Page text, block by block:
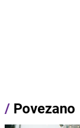
/ Povezano